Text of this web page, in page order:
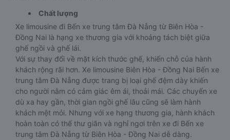
Chất lượng
Xe limousine đi Bến xe trung tâm Đà Nẵng từ Biên Hòa -
Đồng Nai là hạng xe thương gia với khoảng tách biệt giữa
ghế ngồi và ghế lái.
Với sự thay đổi về mặt kích thước ghế, khiến chỗ của hành
khách rộng rãi hơn. Xe limousine Biên Hòa - Đồng Nai Bến xe
trung tâm Đà Nẵng được trang bị loại ghế đệm dày khiến
cho người nằm có cảm giác êm ái, thoải mái. Các chuyến xe
dù xa hay gần, thời gian ngồi ghế lâu cũng sẽ làm hành
khách mệt mỏi. Nhưng với xe hạng thương gia, hành khách
hoàn toàn có thể thư giãn và nghỉ ngơi trên xe đi Bến xe
trung tâm Đà Nẵng từ Biên Hòa - Đồng Nai dễ dàng.